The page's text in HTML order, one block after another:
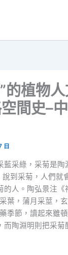
的植物
間史–
日
藍采綠，采菊是陶
說到采菊，人們就
的人。陶弘景注《
葉，蒲月采莖，
季節，讀起來雖
陶淵明則把采菊